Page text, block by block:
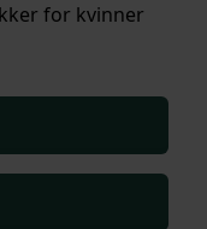
for kvinner